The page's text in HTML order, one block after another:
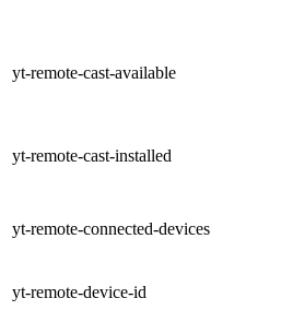
yt-remote-cast-available
yt-remote-cast-installed
yt-remote-connected-devices
yt-remote-device-id